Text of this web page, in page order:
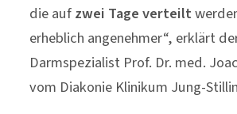
die aufzwei Tage verteilt
erheblich angenehmer“, erklärt
Darmspezialist Prof. Dr. med.
vom Diakonie Klinikum Jung-